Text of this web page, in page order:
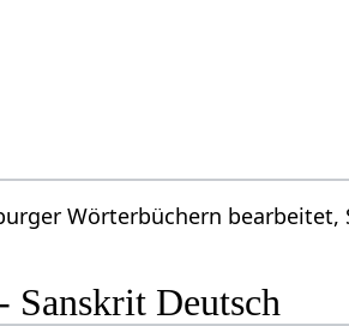
Wörterbüchern bearbeitet,
Sanskrit Deutsch